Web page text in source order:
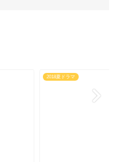
2018夏ドラマ